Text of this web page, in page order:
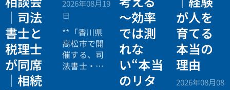
｜司法
書士と
税理士
が同席
｜相続
2026年08月19
日
**「香川県
高松市で開
催する、司
法書士・税
〜効率
では測
れな
い“本当
のリタ
が人を
育てる
本当の
理由
2026年08月08